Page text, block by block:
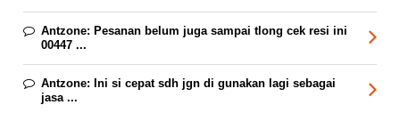
Antzone: Pesanan belum juga sampai tlong cek resi ini
00447 ...
Antzone: Ini si cepat sdh jgn di gunakan lagi sebagai
jasa ...